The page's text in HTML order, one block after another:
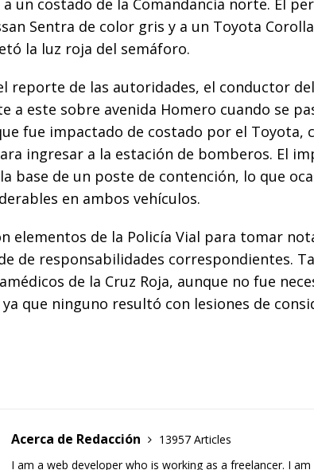
un costado de la Comandancia norte. El
Sentra de color gris y a un Toyota
la luz roja del semáforo.
reporte de las autoridades, el conductor
a este sobre avenida Homero cuando se
fue impactado de costado por el Toyota,
ingresar a la estación de bomberos. El
base de un poste de contención, lo que
en ambos vehículos.
elementos de la Policía Vial para tomar
de responsabilidades correspondientes.
de la Cruz Roja, aunque no fue
que ninguno resultó con lesiones de
Acerca de Redacción
13957 Articles
I am a web developer who is working as a freelancer. I am